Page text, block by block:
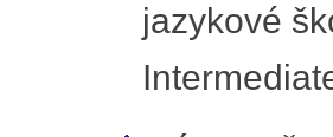
jazykové